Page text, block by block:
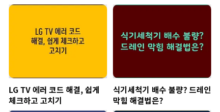
LG TV 에러 코드 해결, 쉽게
체크하고 고치기
식기세척기 배수 불량? 드레인
막힘 해결법은?